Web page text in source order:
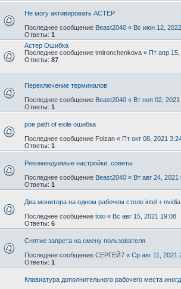
Не могу активировать АСТЕР
Последнее сообщение Beast2040 « Вс июн 12,
Ответы: 1
Астер Ошибка
Последнее сообщение tmironchenkova « Пт апр
Ответы: 87
Переключение терминалов
Последнее сообщение Beast2040 « Вт ноя 02,
Ответы: 1
poe path of exile ошибка
Последнее сообщение Folzan « Пт окт 08, 2021
Ответы: 1
Рекомендуемые настройки, советы
Последнее сообщение Beast2040 « Вт авг 24, 2021
Ответы: 1
Два монитора на одном рабочем столе intel + nvidia
Последнее сообщение toxi « Вс авг 15, 2021 19:08
Ответы: 6
Снятие запрета на смену пользователя
Последнее сообщение СЕРГЕЙ7 « Ср авг 11, 2021
Ответы: 1
Клавиатура дополнительного рабочего места